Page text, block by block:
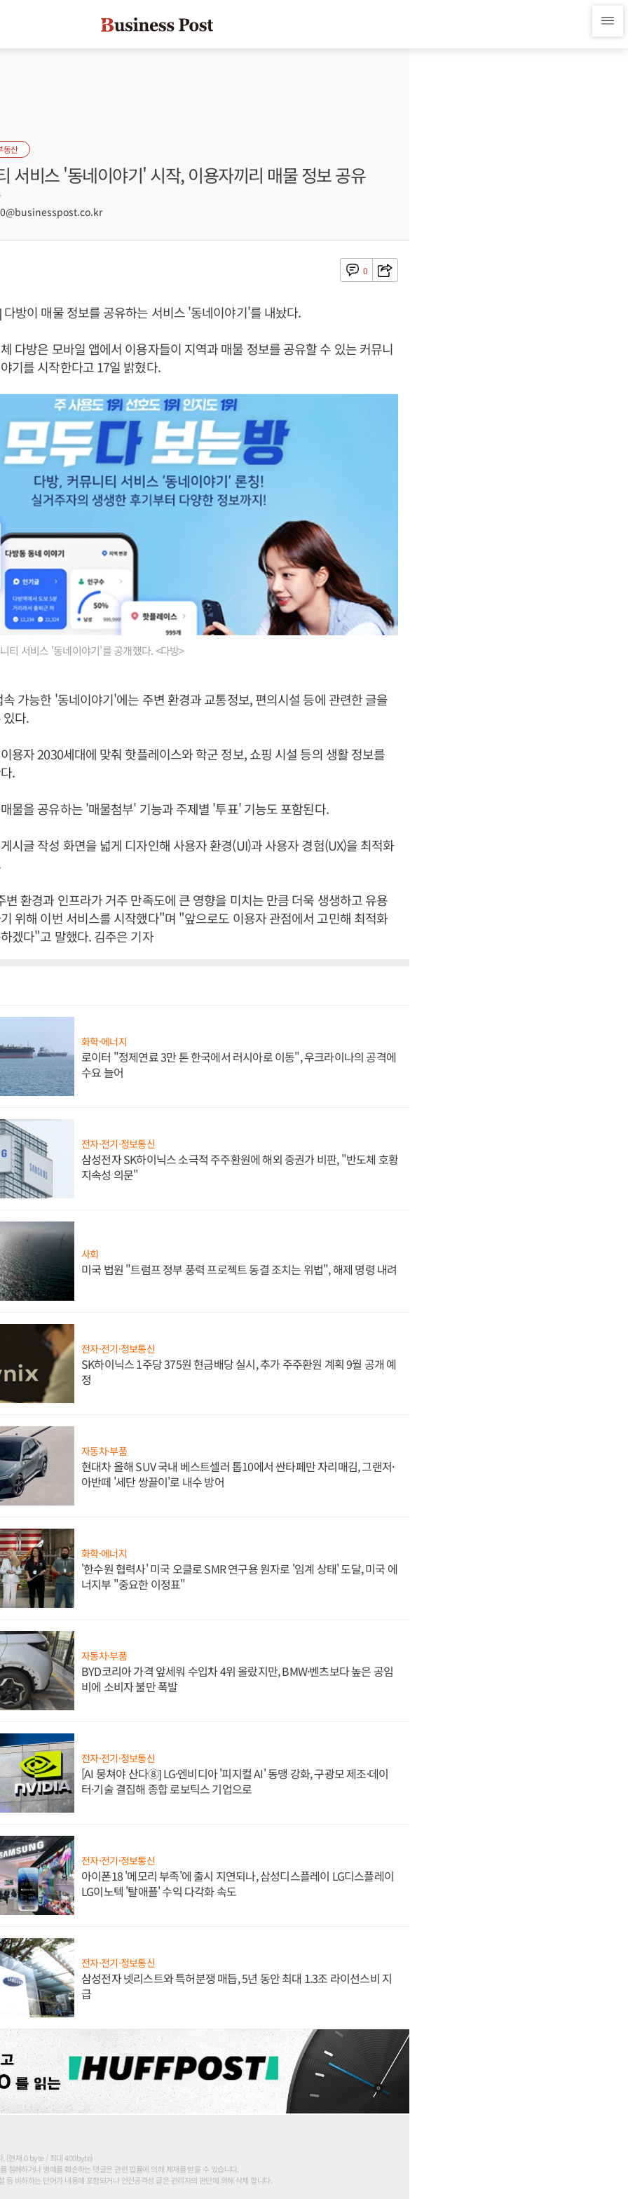
동산
서비스 '동네이야기' 시작, 이용자끼리 매물 정보 공유
0
방이 매물 정보를 공유하는 서비스 '동네이야기'를 내놨다.
다방은 모바일 앱에서 이용자들이 지역과 매물 정보를 공유할 수 있는 커뮤니
기를 시작한다고 17일 밝혔다.
티 서비스 '동네이야기'를 공개했다. <다방>
가능한 '동네이야기'에는 주변 환경과 교통정보, 편의시설 등에 관련한 글을
다.
용자 2030세대에 맞춰 핫플레이스와 학군 정보, 쇼핑 시설 등의 생활 정보를
.
물을 공유하는 '매물첨부' 기능과 주제별 '투표' 기능도 포함된다.
시글 작성 화면을 넓게 디자인해 사용자 환경(UI)과 사용자 경험(UX)을 최적화
환경과 인프라가 거주 만족도에 큰 영향을 미치는 만큼 더욱 생생하고 유용
위해 이번 서비스를 시작했다"며 "앞으로도 이용자 관점에서 고민해 최적화
겠다"고 말했다. 김주은 기자
화학·에너지
로이터 "정제연료 3만 톤 한국에서 러시아로 이동", 우크라이나의 공격에
수요 늘어
전자·전기·정보통신
삼성전자 SK하이닉스 소극적 주주환원에 해외 증권가 비판, "반도체 호황
지속성 의문"
사회
미국 법원 "트럼프 정부 풍력 프로젝트 동결 조치는 위법", 해제 명령 내려
전자·전기·정보통신
SK하이닉스 1주당 375원 현금배당 실시, 추가 주주환원 계획 9월 공개 예
정
자동차·부품
현대차 올해 SUV 국내 베스트셀러 톱10에서 싼타페만 자리매김, 그랜저·
아반떼 '세단 쌍끌이'로 내수 방어
화학·에너지
'한수원 협력사' 미국 오클로 SMR 연구용 원자로 '임계 상태' 도달, 미국 에
너지부 "중요한 이정표"
자동차·부품
BYD코리아 가격 앞세워 수입차 4위 올랐지만, BMW·벤츠보다 높은 공임
비에 소비자 불만 폭발
전자·전기·정보통신
[AI 뭉쳐야 산다⑧] LG·엔비디아 '피지컬 AI' 동맹 강화, 구광모 제조·데이
터·기술 결집해 종합 로보틱스 기업으로
전자·전기·정보통신
아이폰18 '메모리 부족'에 출시 지연되나, 삼성디스플레이 LG디스플레이
LG이노텍 '탈애플' 수익 다각화 속도
전자·전기·정보통신
삼성전자 넷리스트와 특허분쟁 매듭, 5년 동안 최대 1.3조 라이선스비 지
급
. (현재 0 byte / 최대 400byte)
침해하거나 명예를 훼손하는 댓글은 관련 법률에 의해 제재를 받을 수 있습니다.
등 비하하는 단어가 내용에 포함되거나 인신공격성 글은 관리자의 판단에 의해 삭제 합니다.